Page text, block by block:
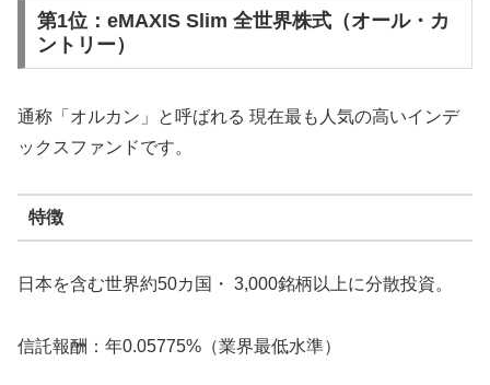
第1位：eMAXIS Slim 全世界株式（オール・カ
ントリー）
通称「オルカン」と呼ばれる 現在最も人気の高いインデ
ックスファンドです。
特徴
日本を含む世界約50カ国・ 3,000銘柄以上に分散投資。
信託報酬：年0.05775%（業界最低水準）